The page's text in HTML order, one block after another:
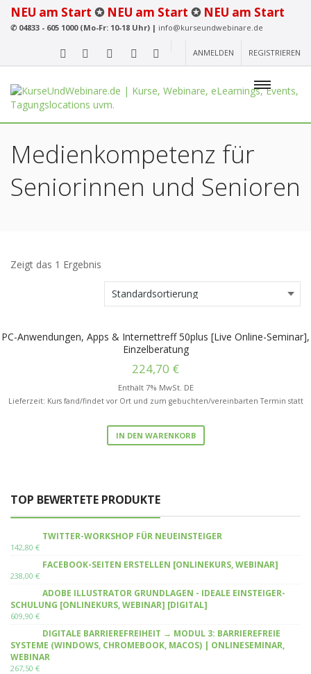
NEU am Start ✪ NEU am Start ✪ NEU am Start
✆04833 - 605 1000 (Mo-Fr: 10-18 Uhr) | info@kurseundwebinare.de
ANMELDEN REGISTRIEREN
Medienkompetenz für
Seniorinnen und Senioren
Zeigt das 1 Ergebnis
PC-Anwendungen, Apps & Internettreff 50plus [Live Online-Seminar],
Einzelberatung
224,70 €
Enthält 7% MwSt. DE
Lieferzeit: Kurs fand/findet vor Ort und zum gebuchten/vereinbarten Termin statt
IN DEN WARENKORB
TOP BEWERTETE PRODUKTE
TWITTER-WORKSHOP FÜR NEUEINSTEIGER
142,80 €
FACEBOOK-SEITEN ERSTELLEN [ONLINEKURS, WEBINAR]
238,00 €
ADOBE ILLUSTRATOR GRUNDLAGEN - IDEALE EINSTEIGER-
SCHULUNG [ONLINEKURS, WEBINAR] [DIGITAL]
609,90 €
DIGITALE BARRIEREFREIHEIT → MODUL 3: BARRIEREFREIE
SYSTEME (WINDOWS, CHROMEBOOK, MACOS) | ONLINESEMINAR,
WEBINAR
267,50 €